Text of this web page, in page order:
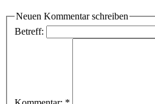
Neuen Kommentar schreiben
Betreff: